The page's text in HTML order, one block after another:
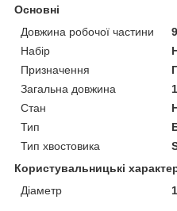
Основні
Довжина робочої частини
Набір
Призначення
Загальна довжина
Стан
Тип
Тип хвостовика
Користувальницькі
Діаметр